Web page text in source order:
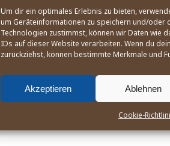
Um dir ein optimales Erlebnis zu bieten,
um Geräteinformationen zu speichern und/oder
Technologien zustimmst, können wir Daten wie
IDs auf dieser Website verarbeiten. Wenn du
zurückziehst, können bestimmte Merkmale und
Akzeptieren Ablehnen
Cookie-